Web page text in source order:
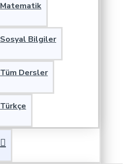
Matematik
Sosyal Bilgiler
Tüm Dersler
Türkçe